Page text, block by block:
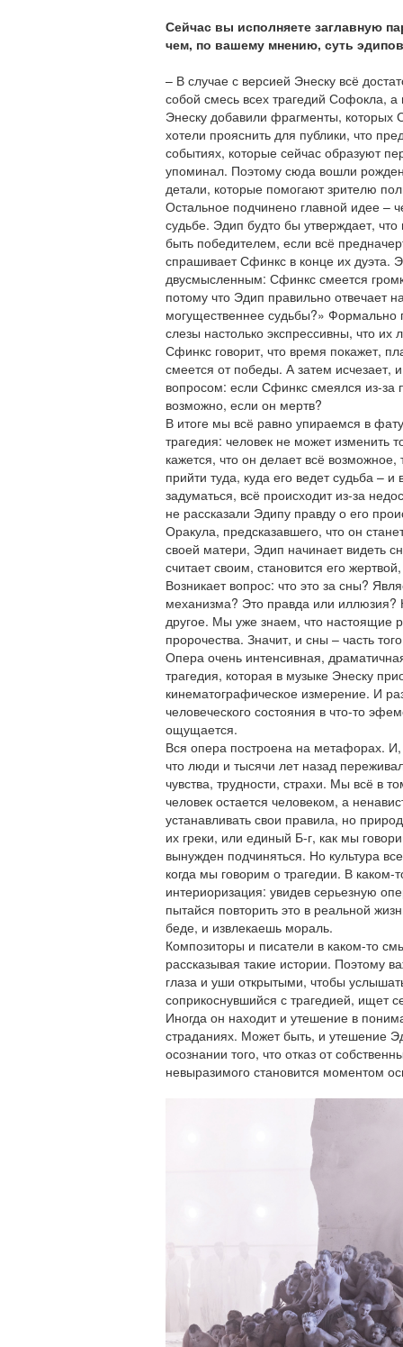
Сейчас вы исполняете заглавную
чем, по вашему мнению, суть
– В случае с версией Энеску всё
собой смесь всех трагедий Софокла,
Энеску добавили фрагменты, которых
хотели прояснить для публики, что
событиях, которые сейчас образуют
упоминал. Поэтому сюда вошли
детали, которые помогают зрителю
Остальное подчинено главной идее –
судьбе. Эдип будто бы утверждает,
быть победителем, если всё
спрашивает Сфинкс в конце их дуэта.
двусмысленным: Сфинкс смеется
потому что Эдип правильно отвечает
могущественнее судьбы?» Формально
слезы настолько экспрессивны, что их
Сфинкс говорит, что время покажет,
смеется от победы. А затем исчезает,
вопросом: если Сфинкс смеялся из-за
возможно, если он мертв?
В итоге мы всё равно упираемся в
трагедия: человек не может изменить
кажется, что он делает всё возможное,
прийти туда, куда его ведет судьба –
задуматься, всё происходит из-за
не рассказали Эдипу правду о его
Оракула, предсказавшего, что он
своей матери, Эдип начинает видеть
считает своим, становится его
Возникает вопрос: что это за сны?
механизма? Это правда или
другое. Мы уже знаем, что настоящие
пророчества. Значит, и сны – часть
Опера очень интенсивная,
трагедия, которая в музыке Энеску
кинематографическое измерение. И
человеческого состояния в что-то
ощущается.
Вся опера построена на метафорах.
что люди и тысячи лет назад
чувства, трудности, страхи. Мы всё в
человек остается человеком, а
устанавливать свои правила, но
их греки, или единый Б-г, как мы
вынужден подчиняться. Но культура
когда мы говорим о трагедии. В каком-
интериоризация: увидев серьезную
пытайся повторить это в реальной
беде, и извлекаешь мораль.
Композиторы и писатели в каком-то
рассказывая такие истории. Поэтому
глаза и уши открытыми, чтобы
соприкоснувшийся с трагедией, ищет
Иногда он находит и утешение в
страданиях. Может быть, и утешение
осознании того, что отказ от
невыразимого становится моментом